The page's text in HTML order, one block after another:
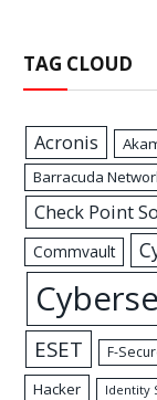
TAG CLOUD
Acronis
Barracuda
Check Point
Commvault
ESET F-
Hacker Identity